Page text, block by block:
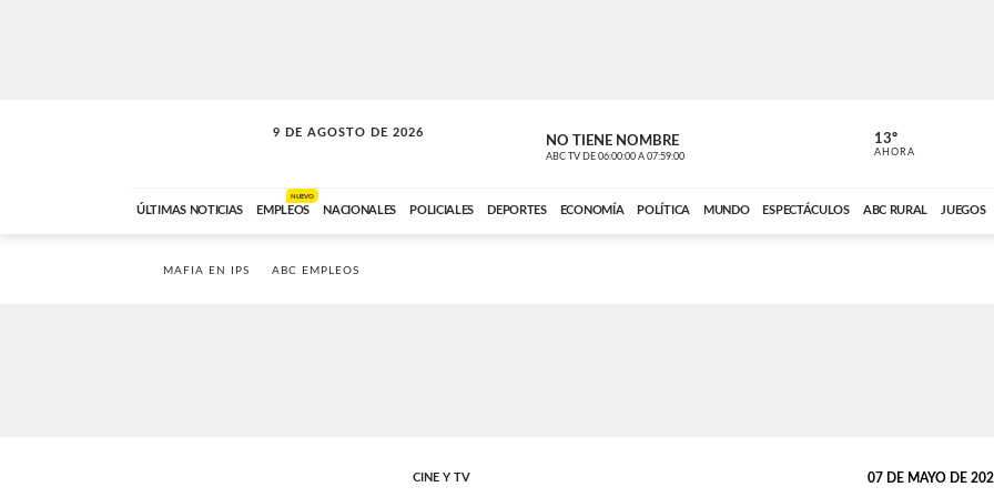
9 DE AGOSTO DE 2026
SOLO MÚSICA NO TIENE NOMBRE
ABC TV DE 06:00:00 A 07:59:00 ABC CARDINAL
13º
AHORA
ÚLTIMAS NOTICIAS EMPLEOS
NUEVO
NACIONALES POLICIALES DEPORTES ECONOMÍA POLÍTICA MUNDO ESPECTÁCULOS ABC RURAL JUEGOS
MAFIA EN IPS ABC EMPLEOS
CINE Y TV 07 DE MAYO DE